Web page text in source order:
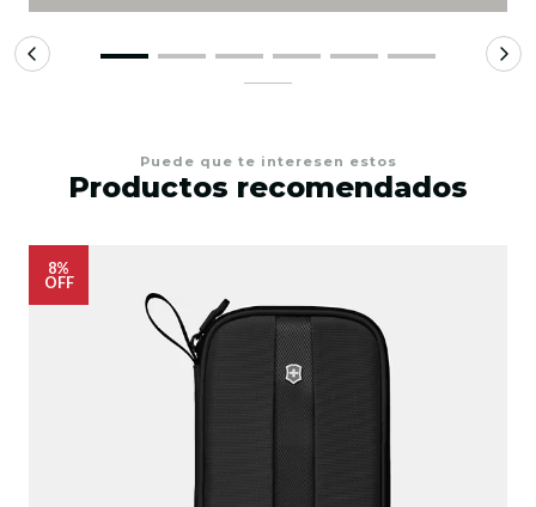
Puede que te interesen estos
Productos recomendados
8%
OFF